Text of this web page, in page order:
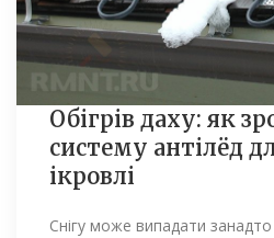
Обігрів даху: як
систему антілёд
ікровлі
Снігу може випадати